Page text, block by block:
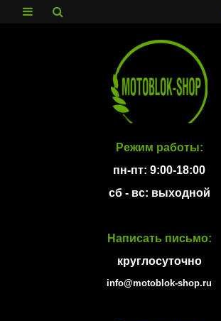
Режим работы:
пн-пт: 9:00-18:00
сб - вс: выходной
Написать письмо:
круглосуточно
info@motoblok-shop.ru